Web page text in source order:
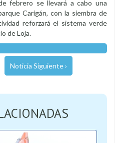
febrero se llevará a cabo una
Carigán, con la siembra de
reforzará el sistema verde
de Loja.
Noticia Siguiente ›